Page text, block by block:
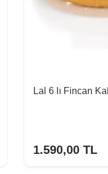
Lal 6 lı Fincan
1.590,00 TL